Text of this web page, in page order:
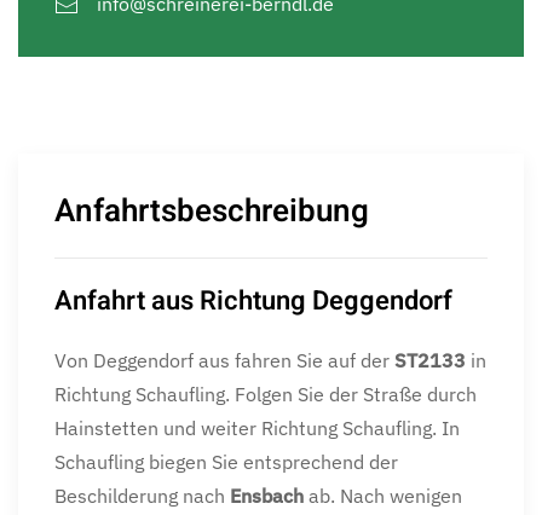
Anfahrtsbeschreibung
Anfahrt aus Richtung Deggendorf
Von Deggendorf aus fahren Sie auf der ST2133 in
Richtung Schaufling. Folgen Sie der Straße durch
Hainstetten und weiter Richtung Schaufling. In
Schaufling biegen Sie entsprechend der
Beschilderung nach Ensbach ab. Nach wenigen